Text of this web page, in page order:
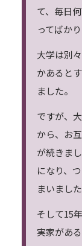
て、毎日
ってばか
大学は別
かあると
ました。
ですが、
から、お
が続きま
になり、
まいました
そして15
実家があ